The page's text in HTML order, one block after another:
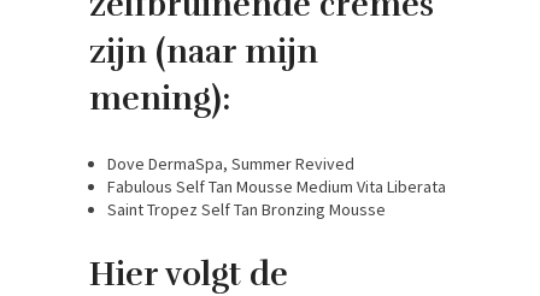
zijn (naar mijn
mening):
Dove DermaSpa, Summer Revived
Fabulous Self Tan Mousse Medium Vita Liberata
Saint Tropez Self Tan Bronzing Mousse
Hier volgt de